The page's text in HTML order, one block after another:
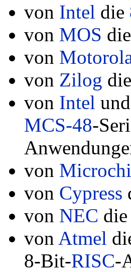
von Intel die
von MOS die
von
von Zilog die
von Intel
MCS-48-
von
von Cypress
von NEC die
von Atmel
8-Bit-RISC-